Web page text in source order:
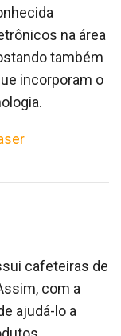
na área
também
incorporam o
cafeteiras de
com a
ajudá-lo a